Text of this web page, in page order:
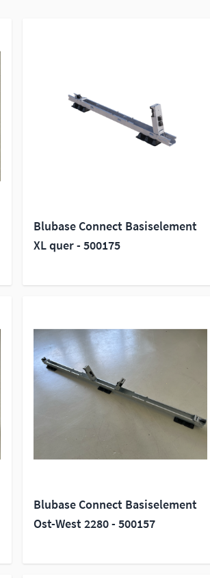
Blubase Connect Basiselement
XL quer - 500175
Blubase Connect Basiselement
Ost-West 2280 - 500157